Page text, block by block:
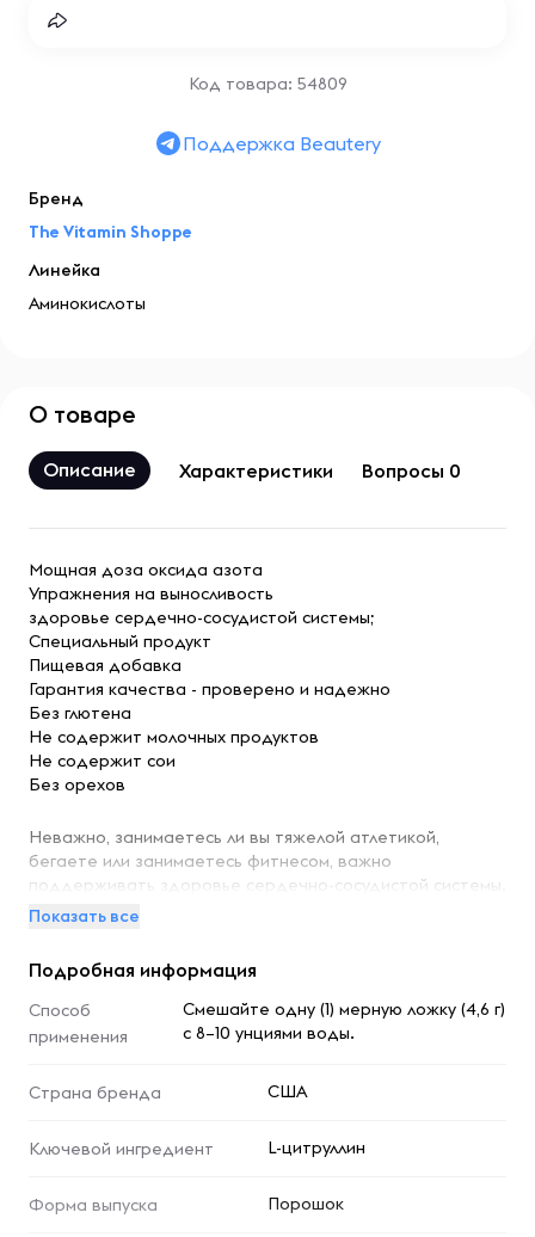
Код товара: 54809
Поддержка Beautery
Бренд
The Vitamin Shoppe
Линейка
Аминокислоты
О товаре
Описание Характеристики Вопросы 0
Мощная доза оксида азота
Упражнения на выносливость
здоровье сердечно-сосудистой системы;
Специальный продукт
Пищевая добавка
Гарантия качества - проверено и надежно
Без глютена
Не содержит молочных продуктов
Не содержит сои
Без орехов
Неважно, занимаетесь ли вы тяжелой атлетикой,
бегаете или занимаетесь фитнесом, важно
поддерживать здоровье сердечно-сосудистой системы.
Здесь может помочь l-цитруллин. L-цитруллин - это
роль в кровообращении. С хорошим кровообращением
приходит больше повторений, кругов и достижений!
3000 мг l-цитруллина на порцию, чтобы поддержать
здоровье сердечно-сосудистой системы и выносливость,
удовлетворения ваших вкусовых рецепторов.
Показать все
Подробная информация
Способ
применения
Смешайте одну (1) мерную ложку (4,6 г)
с 8–10 унциями воды.
Страна бренда США
Ключевой ингредиент L-цитруллин
Форма выпуска Порошок